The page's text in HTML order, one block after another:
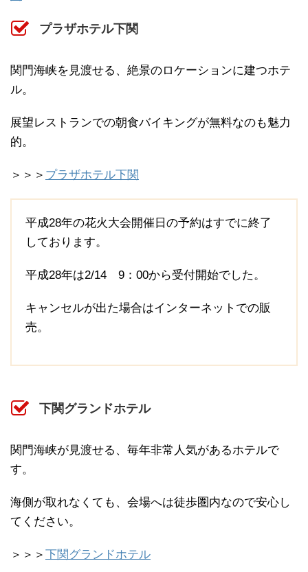
プラザホテル下関
関門海峡を見渡せる、絶景のロケーションに建つホテ
ル。
展望レストランでの朝食バイキングが無料なのも魅力
的。
＞＞＞ プラザホテル下関
平成28年の花火大会開催日の予約はすでに終了
しております。
平成28年は2/14 9：00から受付開始でした。
キャンセルが出た場合はインターネットでの販
売。
下関グランドホテル
関門海峡が見渡せる、毎年非常人気があるホテルで
す。
海側が取れなくても、会場へは徒歩圏内なので安心し
てください。
＞＞＞ 下関グランドホテル